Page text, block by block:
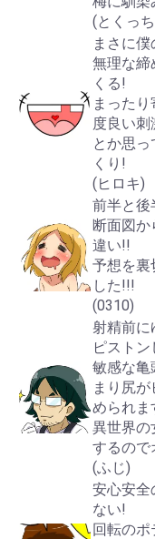
(とくっ
まさに
無理な締
くる!
まった
度良い
とか思
くり!
(ヒロキ)
前半と後
断面図か
違い!!
予想を裏
した!!!
(0310)
射精前に
ピストン
敏感な亀
まり尻
められま
異世界の
するので
(ふじ)
安心安全
ない!
回転のポ